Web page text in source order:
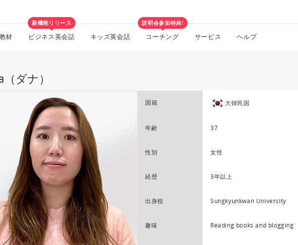
材
新機能リリース
ビジネス英会話 キッズ英会話
説明会参加特典!
コーチング サービス ヘルプ
ダナ）
国籍 大韓民国
年齢 37
性別 女性
経歴 3年以上
出身校 Sungkyunkwan University
趣味 Reading books and blogging